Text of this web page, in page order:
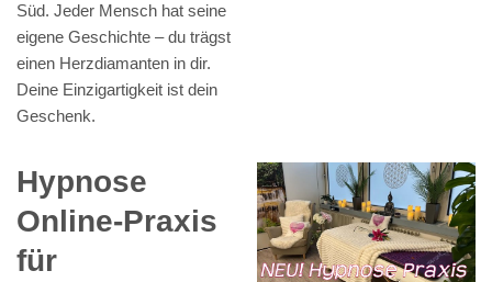
Süd. Jeder Mensch hat seine
eigene Geschichte – du trägst
einen Herzdiamanten in dir.
Deine Einzigartigkeit ist dein
Geschenk.
Hypnose
Online-Praxis
für